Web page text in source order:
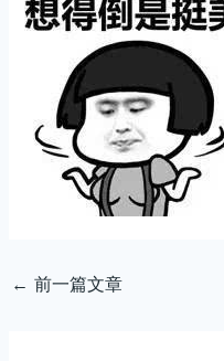
← 前一篇文章